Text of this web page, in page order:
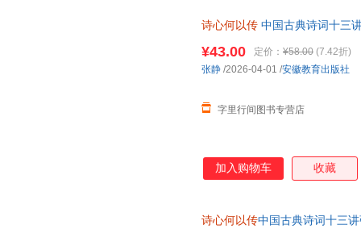
诗心何以传 中国古典诗词十三
¥43.00 定价： ¥58.00 (7.42折)
字里行间图书专营店
张静 /2026-04-01 /安徽教育出版社
加入购物车 收藏
诗心何以传中国古典诗词十三